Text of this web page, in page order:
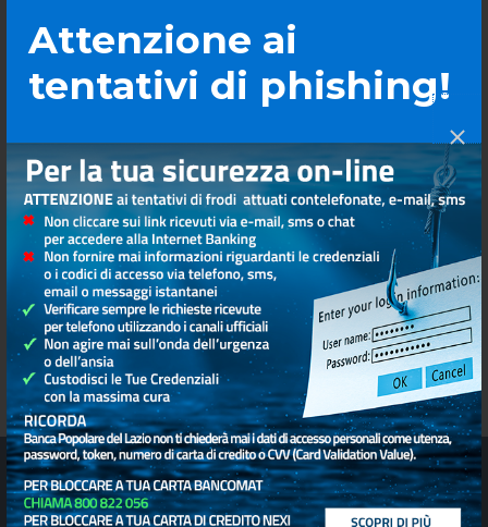
Tra Sole e Luna – Canti e
Suoni a custodia del
Creato
Attenzione ai
tentativi di phishing!